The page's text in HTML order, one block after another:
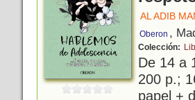
AL ADIB
Oberon ,
Colección:
De 14 a
200 p.;
papel +